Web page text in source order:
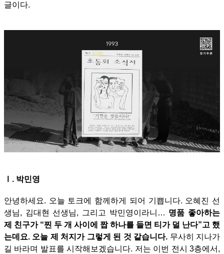
글이다.
. 박민영
안녕하세요. 오늘 토크에 함께하게 되어 기쁩니다. 오혜진 선
생님, 김대현 선생님, 그리고 박민영이라니… 명품 좋아하는
제 친구가 “찐 두 개 사이에 짭 하나를 들면 티가 덜 난다”고 했
는데요. 오늘 제 처지가 그렇게 된 것 같습니다. 무사히 지나가
길 바라며 발표를 시작해보겠습니다. 저는 이번 전시 3층에서,